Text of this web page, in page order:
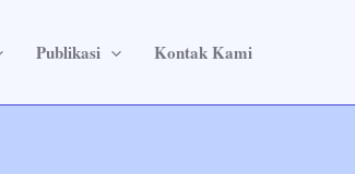
Publikasi Kontak Kami